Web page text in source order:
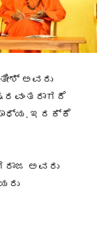
ಅವರು
ಸಾಧ್ಯ. ಇದಕ್ಕೆ
ಅವರು